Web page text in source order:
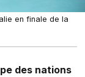
en finale de la
des nations